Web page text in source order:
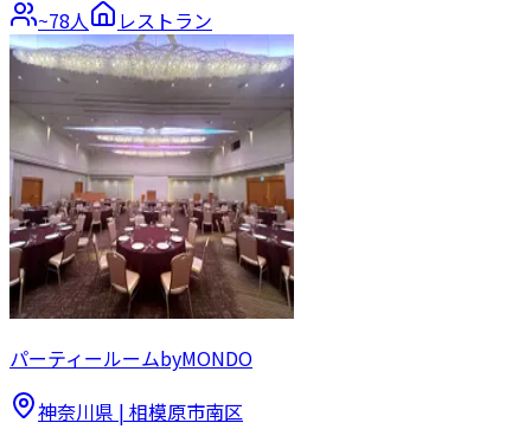
~78人 レストラン
パーティールームbyMONDO
神奈川県 | 相模原市南区